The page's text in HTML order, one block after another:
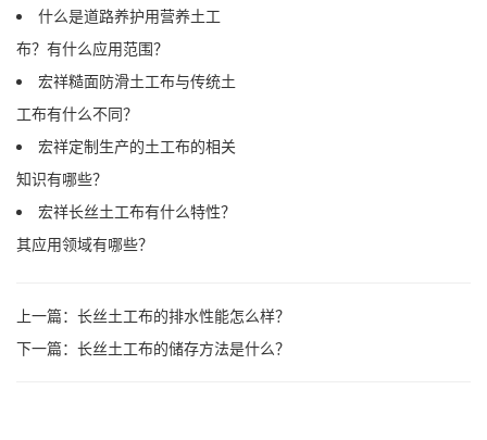
什么是道路养护用营养土工
布？有什么应用范围？
宏祥糙面防滑土工布与传统土
工布有什么不同？
宏祥定制生产的土工布的相关
知识有哪些？
宏祥长丝土工布有什么特性？
其应用领域有哪些？
上一篇： 长丝土工布的排水性能怎么样？
下一篇： 长丝土工布的储存方法是什么？